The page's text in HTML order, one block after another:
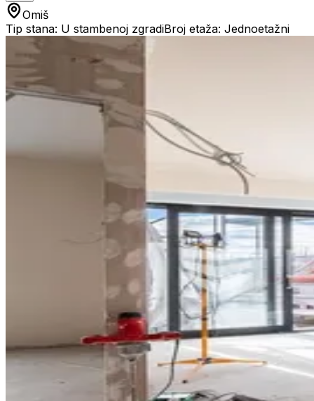
Omiš
Tip stana: U stambenoj zgradiBroj etaža: Jednoetažni